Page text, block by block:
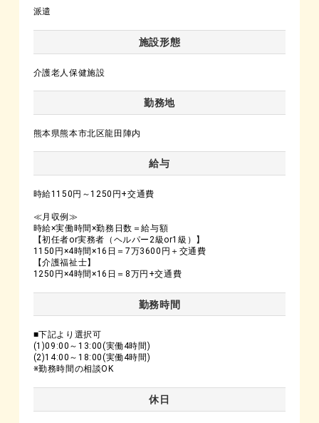
派遣
施設形態
介護老人保健施設
勤務地
熊本県熊本市北区龍田陣内
給与
時給1150円～1250円+交通費
≪月収例≫
時給×実働時間×勤務日数＝給与額
【初任者or実務者（ヘルパー2級or1級）】
1150円×4時間×16日＝7万3600円＋交通費
【介護福祉士】
1250円×4時間×16日＝8万円+交通費
勤務時間
■下記より選択可
(1)09:00～13:00(実働4時間)
(2)14:00～18:00(実働4時間)
※勤務時間の相談OK
休日